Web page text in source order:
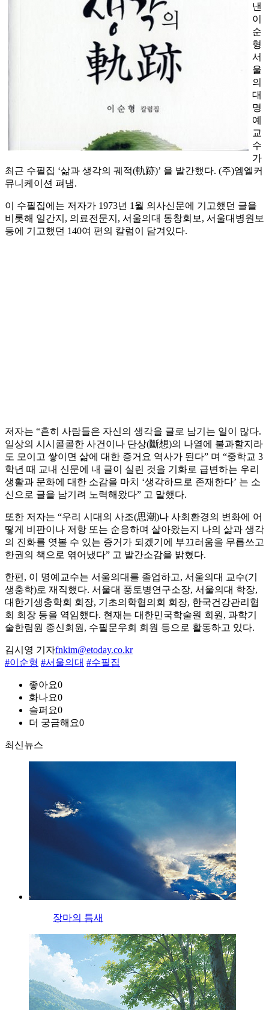
낸
이
순
형
서
울
의
대
명
예
교
수
가
최근 수필집 ‘삶과 생각의 궤적(軌跡)’ 을 발간했다. (주)엠엘커
뮤니케이션 펴냄.
이 수필집에는 저자가 1973년 1월 의사신문에 기고했던 글을
비롯해 일간지, 의료전문지, 서울의대 동창회보, 서울대병원보
등에 기고했던 140여 편의 칼럼이 담겨있다.
저자는 “흔히 사람들은 자신의 생각을 글로 남기는 일이 많다.
일상의 시시콜콜한 사건이나 단상(斷想)의 나열에 불과할지라
도 모이고 쌓이면 삶에 대한 증거요 역사가 된다” 며 “중학교 3
학년 때 교내 신문에 내 글이 실린 것을 기화로 급변하는 우리
생활과 문화에 대한 소감을 마치 ‘생각하므로 존재한다’ 는 소
신으로 글을 남기려 노력해왔다” 고 말했다.
또한 저자는 “우리 시대의 사조(思潮)나 사회환경의 변화에 어
떻게 비판이나 저항 또는 순응하며 살아왔는지 나의 삶과 생각
의 진화를 엿볼 수 있는 증거가 되겠기에 부끄러움을 무릅쓰고
한권의 책으로 엮어냈다” 고 발간소감을 밝혔다.
한편, 이 명예교수는 서울의대를 졸업하고, 서울의대 교수(기
생충학)로 재직했다. 서울대 풍토병연구소장, 서울의대 학장,
대한기생충학회 회장, 기초의학협의회 회장, 한국건강관리협
회 회장 등을 역임했다. 현재는 대한민국학술원 회원, 과학기
술한림원 종신회원, 수필문우회 회원 등으로 활동하고 있다.
김시영 기자fnkim@etoday.co.kr
#이순형 #서울의대 #수필집
좋아요0
화나요0
슬퍼요0
더 궁금해요0
최신뉴스
장마의 틈새